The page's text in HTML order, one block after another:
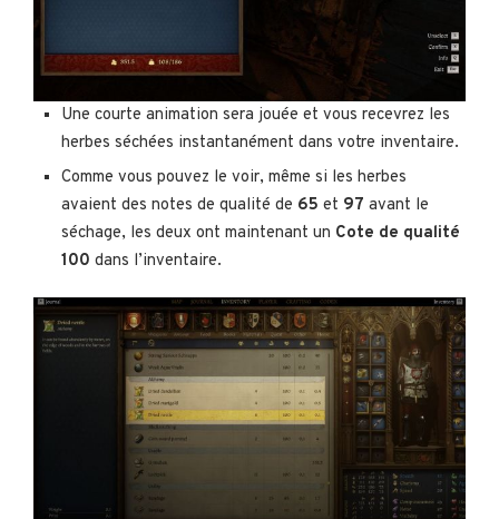
Une courte animation sera jouée et vous recevrez les
herbes séchées instantanément dans votre inventaire.
Comme vous pouvez le voir, même si les herbes
avaient des notes de qualité de 65 et 97 avant le
séchage, les deux ont maintenant un Cote de qualité
100 dans l’inventaire.